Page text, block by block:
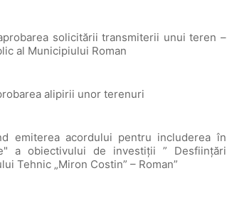
solicitării transmiterii unui teren –
al Municipiului Roman
alipirii unor terenuri
emiterea acordului pentru includerea în
a obiectivului de investiții ” Desființări
Tehnic „Miron Costin” – Roman”